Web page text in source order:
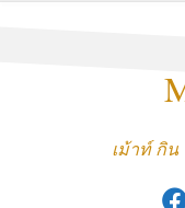
เม้าท์ กิน